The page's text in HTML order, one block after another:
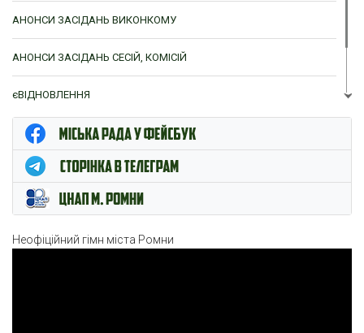
АНОНСИ ЗАСІДАНЬ ВИКОНКОМУ
АНОНСИ ЗАСІДАНЬ СЕСІЙ, КОМІСІЙ
єВІДНОВЛЕННЯ
ЦНАП м. Ромни
Неофіційний гімн міста Ромни